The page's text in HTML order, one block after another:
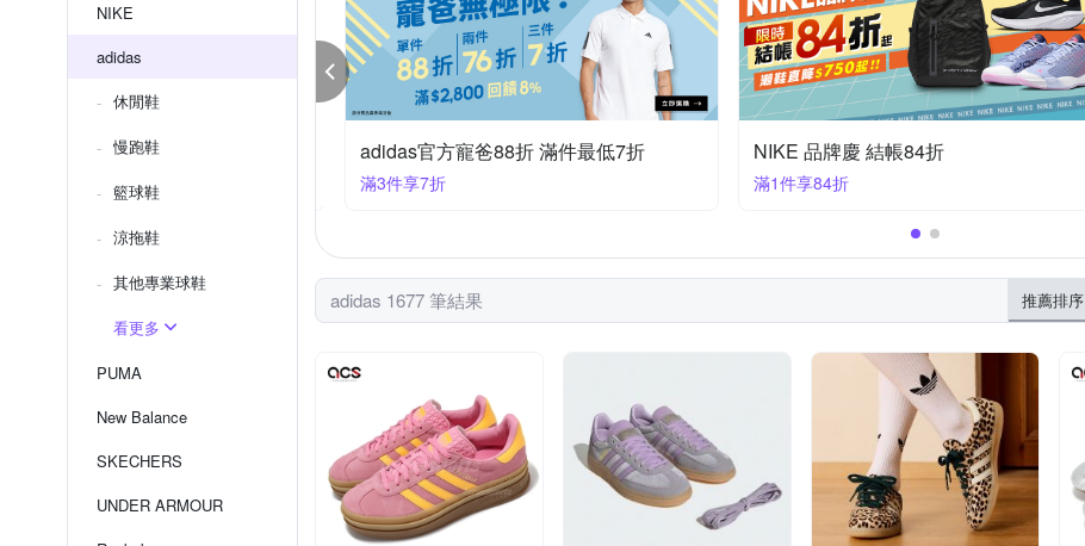
NIKE
adidas
休閒鞋
慢跑鞋
籃球鞋
涼拖鞋
其他專業球鞋
看更多
PUMA
New Balance
SKECHERS
UNDER ARMOUR
聯合品牌 結帳95折 adidas官方寵爸88折 滿件最低7折
滿3件享7折
NIKE 品牌慶 結帳84折
滿1件享84折
adidas 1677 筆結果 推薦排序